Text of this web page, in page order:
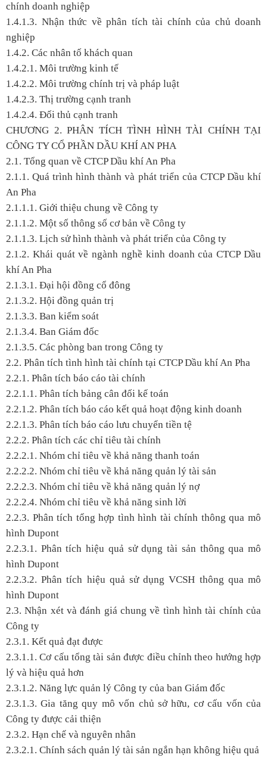
chính doanh nghiệp
1.4.1.3. Nhận thức về phân tích tài chính của chủ doanh
nghiệp
1.4.2. Các nhân tố khách quan
1.4.2.1. Môi trường kinh tế
1.4.2.2. Môi trường chính trị và pháp luật
1.4.2.3. Thị trường cạnh tranh
1.4.2.4. Đối thủ cạnh tranh
CHƯƠNG 2. PHÂN TÍCH TÌNH HÌNH TÀI CHÍNH TẠI
CÔNG TY CỔ PHẦN DẦU KHÍ AN PHA
2.1. Tổng quan về CTCP Dầu khí An Pha
2.1.1. Quá trình hình thành và phát triển của CTCP Dầu khí
An Pha
2.1.1.1. Giới thiệu chung về Công ty
2.1.1.2. Một số thông số cơ bản về Công ty
2.1.1.3. Lịch sử hình thành và phát triển của Công ty
2.1.2. Khái quát về ngành nghề kinh doanh của CTCP Dầu
khí An Pha
2.1.3.1. Đại hội đồng cổ đông
2.1.3.2. Hội đồng quản trị
2.1.3.3. Ban kiểm soát
2.1.3.4. Ban Giám đốc
2.1.3.5. Các phòng ban trong Công ty
2.2. Phân tích tình hình tài chính tại CTCP Dầu khí An Pha
2.2.1. Phân tích báo cáo tài chính
2.2.1.1. Phân tích bảng cân đối kế toán
2.2.1.2. Phân tích báo cáo kết quả hoạt động kinh doanh
2.2.1.3. Phân tích báo cáo lưu chuyển tiền tệ
2.2.2. Phân tích các chỉ tiêu tài chính
2.2.2.1. Nhóm chỉ tiêu về khả năng thanh toán
2.2.2.2. Nhóm chỉ tiêu về khả năng quản lý tài sản
2.2.2.3. Nhóm chỉ tiêu về khả năng quản lý nợ
2.2.2.4. Nhóm chỉ tiêu về khả năng sinh lời
2.2.3. Phân tích tổng hợp tình hình tài chính thông qua mô
hình Dupont
2.2.3.1. Phân tích hiệu quả sử dụng tài sản thông qua mô
hình Dupont
2.2.3.2. Phân tích hiệu quả sử dụng VCSH thông qua mô
hình Dupont
2.3. Nhận xét và đánh giá chung về tình hình tài chính của
Công ty
2.3.1. Kết quả đạt được
2.3.1.1. Cơ cấu tổng tài sản được điều chỉnh theo hướng hợp
lý và hiệu quả hơn
2.3.1.2. Năng lực quản lý Công ty của ban Giám đốc
2.3.1.3. Gia tăng quy mô vốn chủ sở hữu, cơ cấu vốn của
Công ty được cải thiện
2.3.2. Hạn chế và nguyên nhân
2.3.2.1. Chính sách quản lý tài sản ngắn hạn không hiệu quả